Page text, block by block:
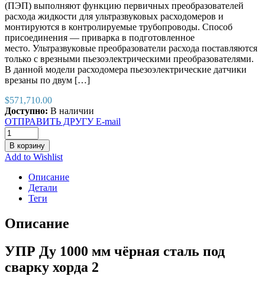
(ПЭП) выполняют функцию первичных преобразователей
расхода жидкости для ультразвуковых расходомеров и
монтируются в контролируемые трубопроводы. Способ
присоединения — приварка в подготовленное
место. Ультразвуковые преобразователи расхода поставляются
только с врезными пьезоэлектрическими преобразователями.
В данной модели расходомера пьезоэлектрические датчики
врезаны по двум […]
$571,710.00
Доступно: В наличии
ОТПРАВИТЬ ДРУГУ E-mail
В корзину
Add to Wishlist
Описание
Детали
Теги
Описание
УПР Ду 1000 мм чёрная сталь под
сварку хорда 2